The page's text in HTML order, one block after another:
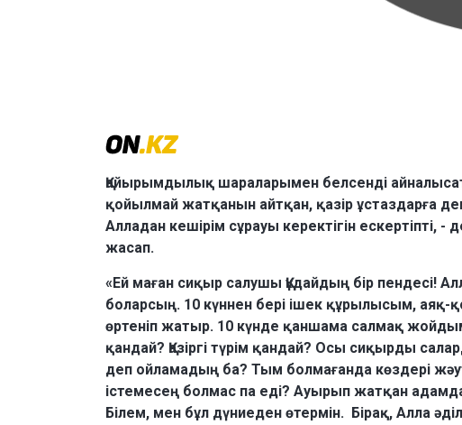
Қайырымдылық шараларымен белсенді
қойылмай жатқанын айтқан, қазір ұстаздарға
Алладан кешірім сұрауы керектігін ескертіпті, -
жасап.
«Ей маған сиқыр салушы Құдайдың бір пендесі!
боларсың. 10 күннен бері ішек құрылысым, аяқ-
өртеніп жатыр. 10 күнде қаншама салмақ
қандай? Қазіргі түрім қандай? Осы сиқырды
деп ойламадың ба? Тым болмағанда көздері
істемесең болмас па еді? Ауырып жатқан
Білем, мен бұл дүниеден өтермін. Бірақ, Алла